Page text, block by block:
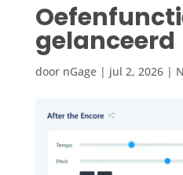
gelanceerd
door nGage| jul 2, 2026|